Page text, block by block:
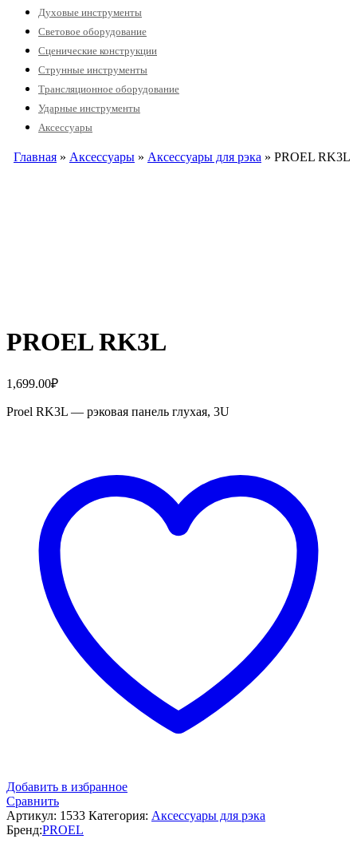
Духовые инструменты
Световое оборудование
Сценические конструкции
Струнные инструменты
Трансляционное оборудование
Ударные инструменты
Аксессуары
Главная » Аксессуары » Аксессуары для рэка » PROEL RK3L
PROEL RK3L
1,699.00₽
Proel RK3L — рэковая панель глухая, 3U
Добавить в избранное
Сравнить
Артикул: 1533 Категория: Аксессуары для рэка
Бренд:PROEL